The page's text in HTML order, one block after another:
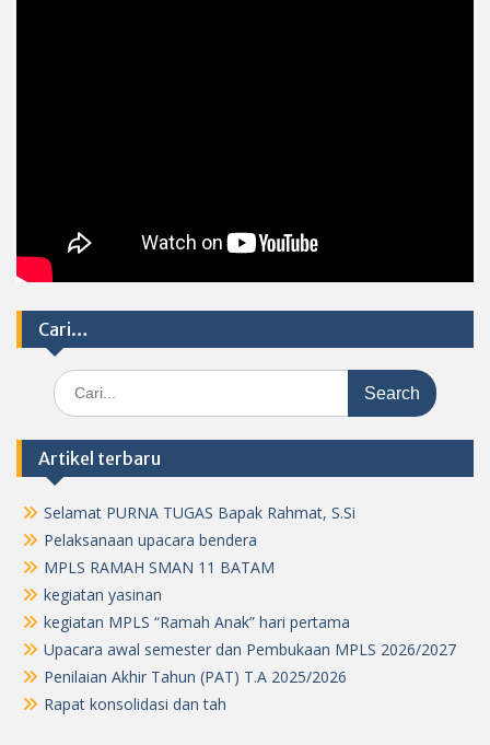
Cari…
Search
for:
Artikel terbaru
Selamat PURNA TUGAS Bapak Rahmat, S.Si
Pelaksanaan upacara bendera
MPLS RAMAH SMAN 11 BATAM
kegiatan yasinan
kegiatan MPLS “Ramah Anak” hari pertama
Upacara awal semester dan Pembukaan MPLS 2026/2027
Penilaian Akhir Tahun (PAT) T.A 2025/2026
Rapat konsolidasi dan tah